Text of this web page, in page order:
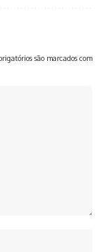
são marcados com